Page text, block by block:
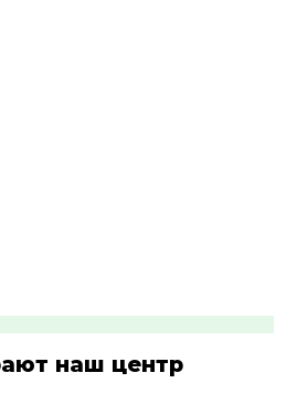
наш центр